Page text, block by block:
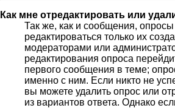
Как мне отредактировать или
Так же, как и сообщения, опросы
редактироваться только их
модераторами или
редактирования опроса
первого сообщения в теме;
именно с ним. Если никто не
вы можете удалить опрос или
из вариантов ответа. Однако